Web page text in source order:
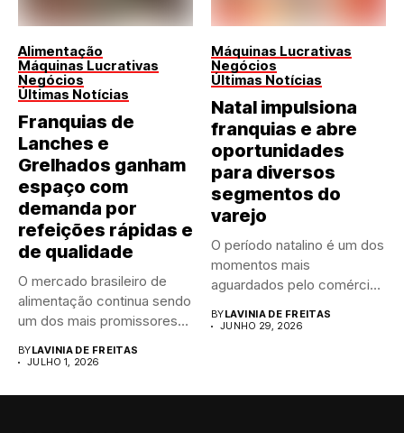
Alimentação
Máquinas Lucrativas
Negócios
Últimas Notícias
Franquias de
Lanches e
Grelhados ganham
espaço com
demanda por
refeições rápidas e
de qualidade
O mercado brasileiro de
alimentação continua sendo
um dos mais promissores
BYLAVINIA DE FREITAS
JULHO 1, 2026
Máquinas Lucrativas
Negócios
Últimas Notícias
Natal impulsiona
franquias e abre
oportunidades
para diversos
segmentos do
varejo
O período natalino é um dos
momentos mais
aguardados pelo comércio
BYLAVINIA DE FREITAS
JUNHO 29, 2026